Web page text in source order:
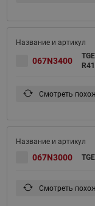
067N3400
Смотреть
067N3000
Смотреть